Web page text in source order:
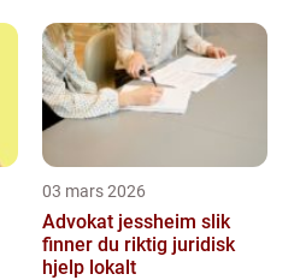
03 mars 2026
Advokat jessheim slik
finner du riktig juridisk
hjelp lokalt